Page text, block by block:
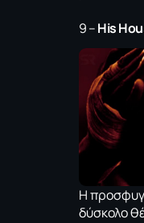
9 –His
H
δύσκολο